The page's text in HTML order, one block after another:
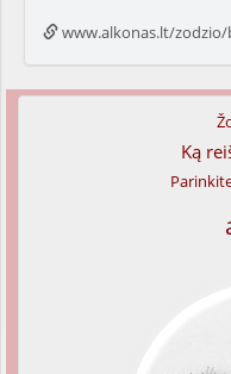
www.alkonas.lt/
Ką